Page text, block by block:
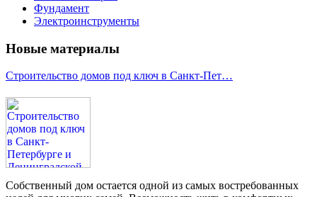
Фундамент
Электроинструменты
Новые материалы
Строительство домов под ключ в Санкт-Пет…
Собственный дом остается одной из самых востребованных